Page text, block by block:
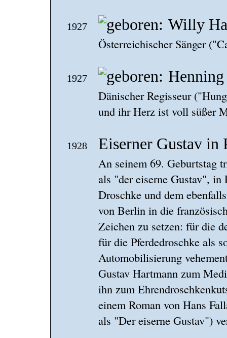
1927 Willy
Österreichischer Sänger
1927
Dänischer Regisseur
und ihr Herz ist voll süßer
1928 Eiserner Gustav in
An seinem 69. Geburtstag
als "der eiserne Gustav", in
Droschke und dem
von Berlin in die
Zeichen zu setzen: für die
für die Pferdedroschke als
Automobilisierung
Gustav Hartmann zum
ihn zum
einem Roman von Hans
als "Der eiserne Gustav")